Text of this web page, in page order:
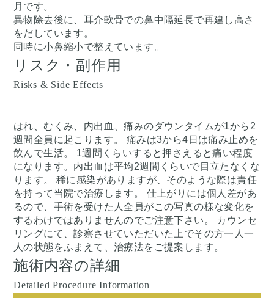
月です。
異物除去後に、耳介軟骨での鼻中隔延長で再建し高さ
をだしています。
同時に小鼻縮小で整えています。
リスク・副作用
Risks & Side Effects
はれ、むくみ、内出血、痛みのダウンタイムが1から2
週間全員に起こります。 痛みは3から4日は痛み止めを
飲んで生活。 1週間くらいすると押さえると痛い程度
になります。内出血は平均2週間くらいで目立たなくな
ります。 稀に感染がありますが、そのような際は責任
を持って当院で治療します。 仕上がりには個人差があ
るので、手術を受けた人全員がこの写真の様な変化を
するわけではありませんのでご注意下さい。 カウンセ
リングにて、診察させていただいた上でその方一人一
人の状態をふまえて、治療法をご提案します。
施術内容の詳細
Detailed Procedure Information